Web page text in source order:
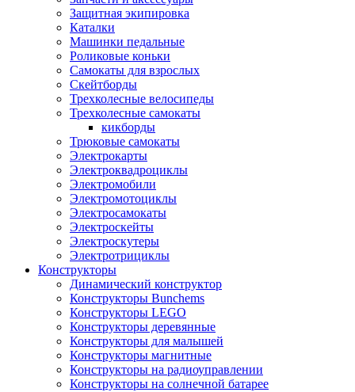
Защитная экипировка
Каталки
Машинки педальные
Роликовые коньки
Самокаты для взрослых
Скейтборды
Трехколесные велосипеды
Трехколесные самокаты
кикборды
Трюковые самокаты
Электрокарты
Электроквадроциклы
Электромобили
Электромотоциклы
Электросамокаты
Электроскейты
Электроскутеры
Электротрициклы
Конструкторы
Динамический конструктор
Конструкторы Bunchems
Конструкторы LEGO
Конструкторы деревянные
Конструкторы для малышей
Конструкторы магнитные
Конструкторы на радиоуправлении
Конструкторы на солнечной батарее